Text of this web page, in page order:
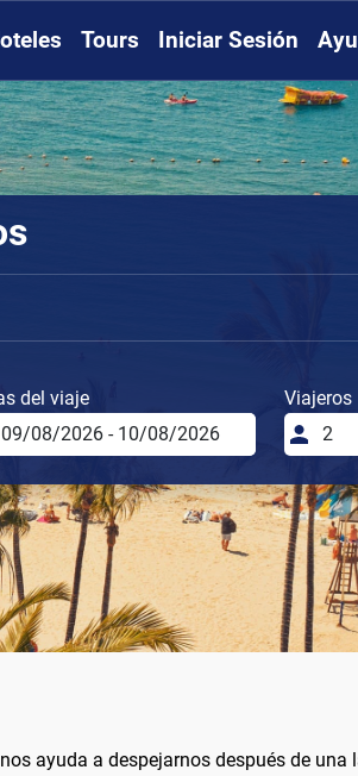
Tours Iniciar Sesión
del viaje
Viajeros
ayuda a despejarnos después de